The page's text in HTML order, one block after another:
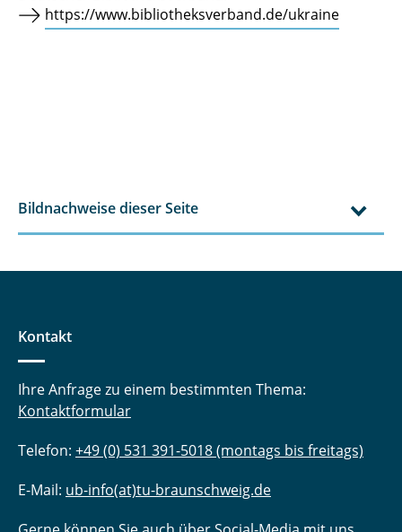
https://www.bibliotheksverband.de/ukraine
Bildnachweise dieser Seite
Kontakt
Ihre Anfrage zu einem bestimmten Thema:
Kontaktformular
Telefon: +49 (0) 531 391-5018 (montags bis freitags)
E-Mail: ub-info(at)tu-braunschweig.de